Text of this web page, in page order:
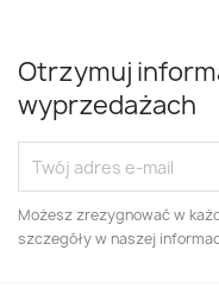
Otrzymuj
wyprzedażach
Możesz zrezygnować w
szczegóły w naszej